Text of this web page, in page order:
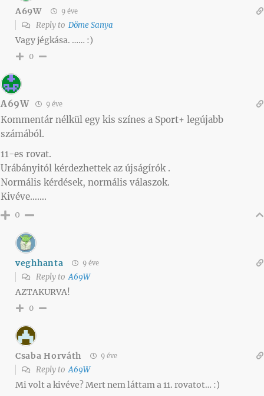
A69W 9 éve
Reply to Döme Sanya
Vagy jégkása. …… :)
0
A69W 9 éve
Kommentár nélkül egy kis színes a Sport+ legújabb
számából.
11-es rovat.
Urábányitól kérdezhettek az újságírók .
Normális kérdések, normális válaszok.
Kivéve…….
0
veghhanta 9 éve
Reply toA69W
AZTAKURVA!
0
Csaba Horváth 9 éve
Reply toA69W
Mi volt a kivéve? Mert nem láttam a 11. rovatot… :)